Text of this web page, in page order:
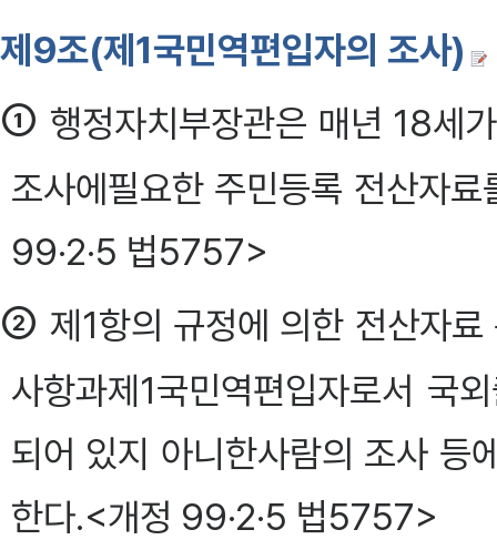
제9조(제1국민역편입자의 조사)
① 행정자치부장관은 매년 18세
조사에필요한 주민등록 전산자
99·2·5 법5757>
② 제1항의 규정에 의한 전산자
사항과제1국민역편입자로서 국
되어 있지 아니한사람의 조사 등
한다.<개정 99·2·5 법5757>